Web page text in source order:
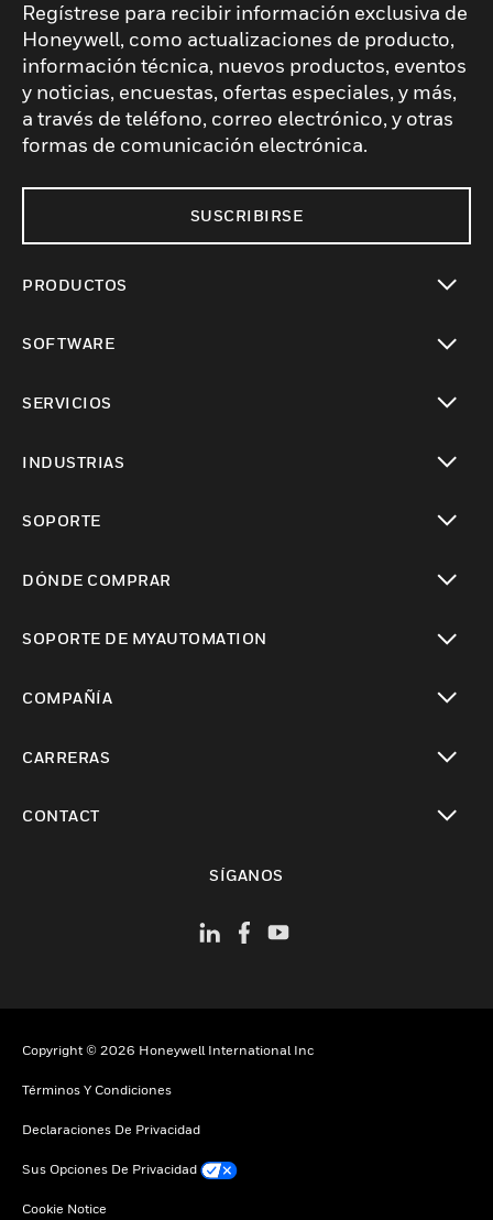
Regístrese para recibir información exclusiva de
Honeywell, como actualizaciones de producto,
información técnica, nuevos productos, eventos
y noticias, encuestas, ofertas especiales, y más,
a través de teléfono, correo electrónico, y otras
formas de comunicación electrónica.
SUSCRIBIRSE
PRODUCTOS
SOFTWARE
SERVICIOS
INDUSTRIAS
SOPORTE
DÓNDE COMPRAR
SOPORTE DE MYAUTOMATION
COMPAÑÍA
CARRERAS
CONTACT
SÍGANOS
Copyright © 2026 Honeywell International Inc
Términos Y Condiciones
Declaraciones De Privacidad
Sus Opciones De Privacidad
Cookie Notice